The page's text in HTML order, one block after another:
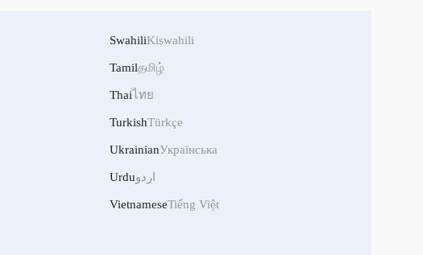
SwahiliKiswahili
Tamilதமிழ்
Thaiไทย
TurkishTürkçe
UkrainianУкраїнська
Urduاردو
VietnameseTiếng Việt